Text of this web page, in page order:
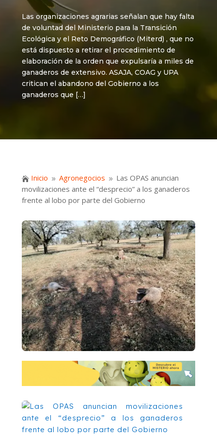
Las organizaciones agrarias señalan que hay falta
de voluntad del Ministerio para la Transición
Ecológica y el Reto Demográfico (Miterd) , que no
está dispuesto a retirar el procedimiento de
elaboración de la orden que expulsaría a miles de
ganaderos de extensivo. ASAJA, COAG y UPA
critican el abandono del Gobierno a los
ganaderos que […]
 Inicio 9 Agronegocios 9 Las OPAS anuncian
movilizaciones ante el “desprecio” a los ganaderos
frente al lobo por parte del Gobierno